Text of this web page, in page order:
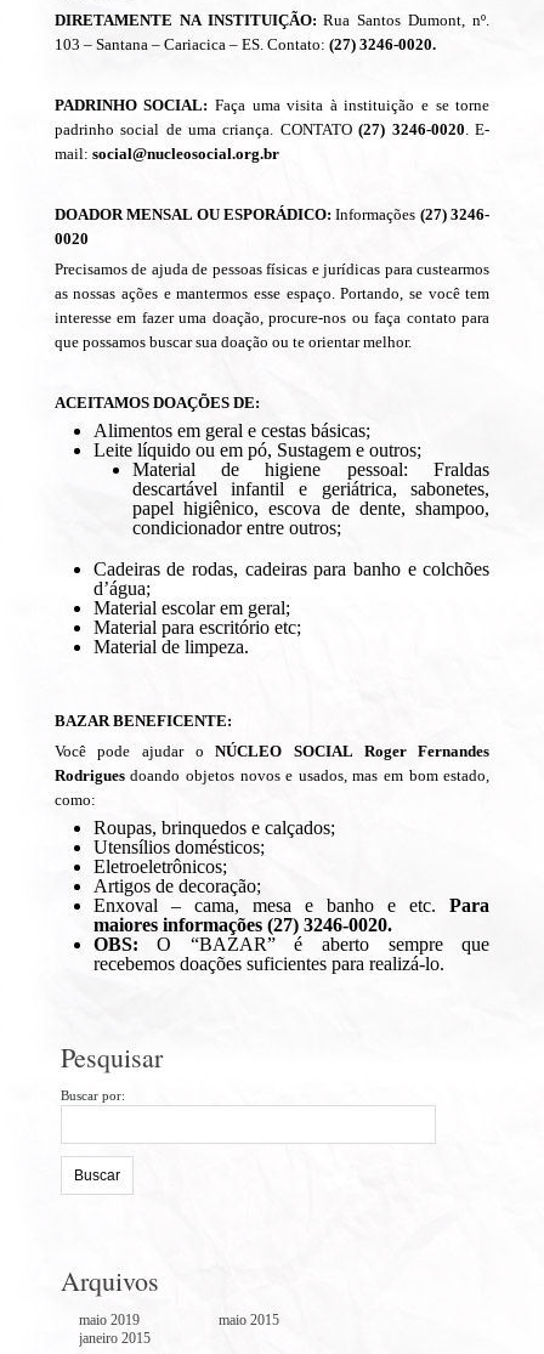
DIRETAMENTE NA INSTITUIÇÃO: Rua Santos Dumont, nº.
103 – Santana – Cariacica – ES. Contato: (27) 3246-0020.
PADRINHO SOCIAL: Faça uma visita à instituição e se torne
padrinho social de uma criança. CONTATO(27) 3246-0020. E-
mail: social@nucleosocial.org.br
DOADOR MENSAL OU ESPORÁDICO: Informações (27) 3246-
0020
Precisamos de ajuda de pessoas físicas e jurídicas para custearmos
as nossas ações e mantermos esse espaço. Portando, se você tem
interesse em fazer uma doação, procure-nos ou faça contato para
que possamos buscar sua doação ou te orientar melhor.
ACEITAMOS DOAÇÕES DE:
Alimentos em geral e cestas básicas;
Leite líquido ou em pó, Sustagem e outros;
Material de higiene pessoal: Fraldas
descartável infantil e geriátrica, sabonetes,
papel higiênico, escova de dente, shampoo,
condicionador entre outros;
Cadeiras de rodas, cadeiras para banho e colchões
d’água;
Material escolar em geral;
Material para escritório etc;
Material de limpeza.
BAZAR BENEFICENTE:
Você pode ajudar oNÚCLEO SOCIAL Roger Fernandes
Rodriguesdoando objetos novos e usados, mas em bom estado,
como:
Roupas, brinquedos e calçados;
Utensílios domésticos;
Eletroeletrônicos;
Artigos de decoração;
Enxoval – cama, mesa e banho e etc.Para
maiores informações (27) 3246-0020.
OBS: O “BAZAR” é aberto sempre que
recebemos doações suficientes para realizá-lo.
Pesquisar
Buscar por:
Arquivos
maio 2019
maio 2015
janeiro 2015